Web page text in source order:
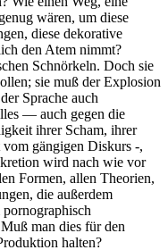
wären, um diese
diese dekorative
den Atem nimmt?
Schnörkeln. Doch sie
sie muß der Explosion
Sprache auch
— auch gegen die
ihrer Scham, ihrer
gängigen Diskurs -,
wird nach wie vor
Formen, allen Theorien,
die außerdem
man dies für den
halten?